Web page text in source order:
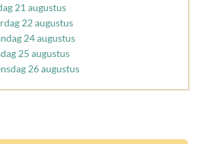
21 augustus
22 augustus
24 augustus
25 augustus
26 augustus